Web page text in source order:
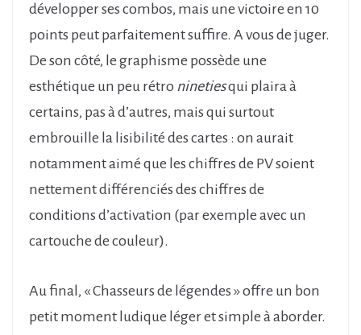
développer ses combos, mais une victoire en 10
points peut parfaitement suffire. A vous de juger.
De son côté, le graphisme possède une
esthétique un peu rétro ninetiesqui plaira à
certains, pas à d’autres, mais qui surtout
embrouille la lisibilité des cartes : on aurait
notamment aimé que les chiffres de PV soient
nettement différenciés des chiffres de
conditions d’activation (par exemple avec un
cartouche de couleur).
Au final, « Chasseurs de légendes » offre un bon
petit moment ludique léger et simple à aborder.